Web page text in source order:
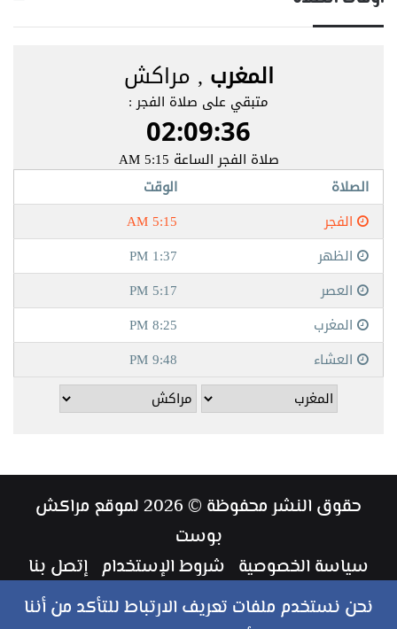
حقوق النشر محفوظة © 2026 لموقع مراكش
بوست
سياسة الخصوصية شروط الإستخدام إتصل بنا
طاقم العمل
نحن نستخدم ملفات تعريف الارتباط للتأكد من أننا